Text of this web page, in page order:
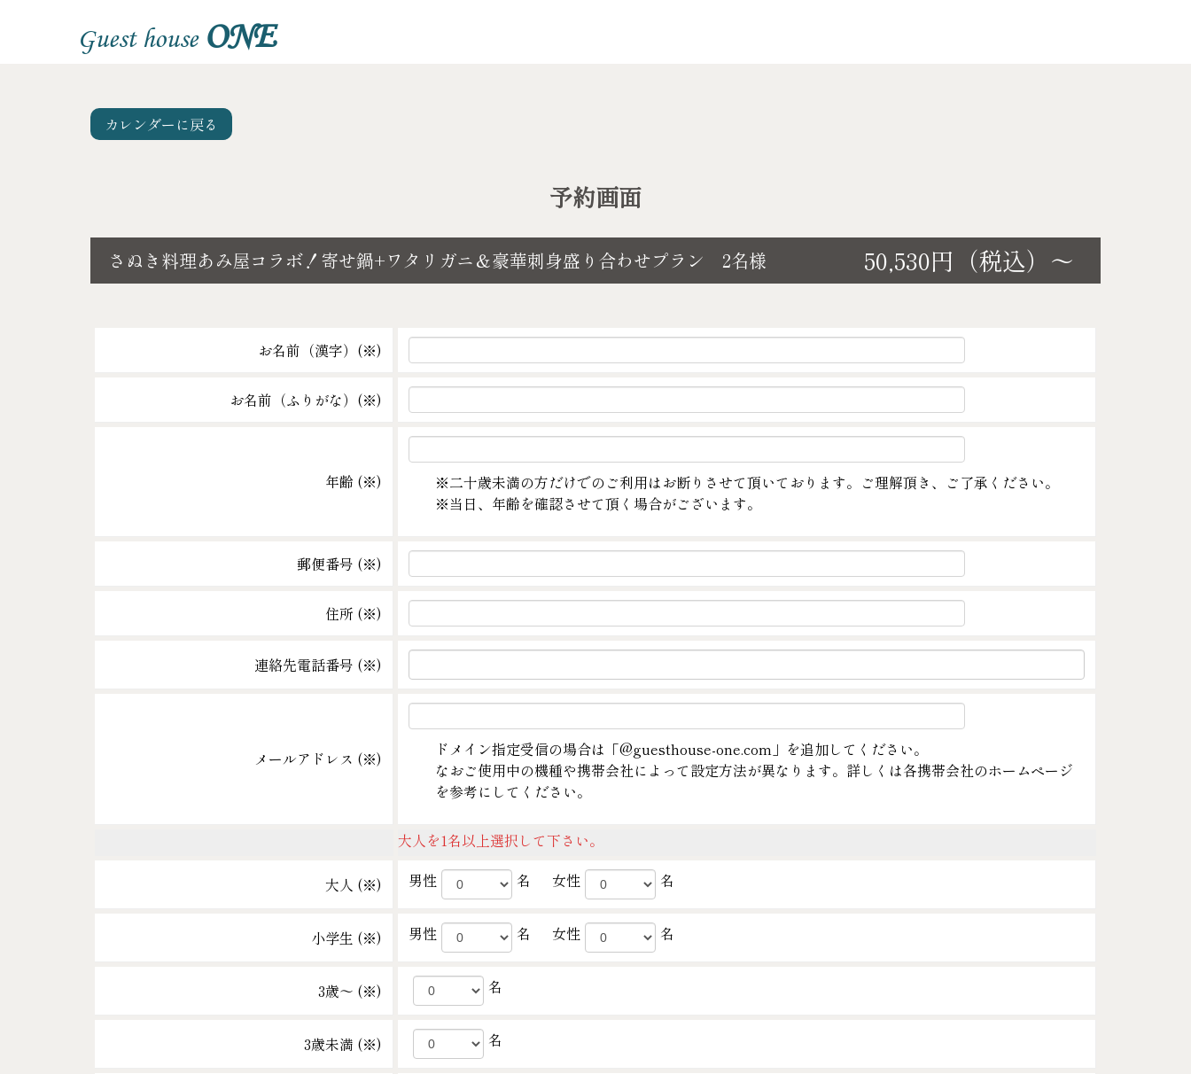
Guest house ONE
カレンダーに戻る
予約画面
さぬき料理あみ屋コラボ！寄せ鍋+ワタリガニ＆豪華刺身盛り合わせプラン 2名様 50,530円（税込）～
お名前（漢字）(※)
お名前（ふりがな）(※)
年齢 (※)
※二十歳未満の方だけでのご利用はお断りさせて頂いております。ご理解頂き、ご了承ください。
※当日、年齢を確認させて頂く場合がございます。
郵便番号 (※)
住所 (※)
連絡先電話番号 (※)
メールアドレス (※)
ドメイン指定受信の場合は「@guesthouse-one.com」を追加してください。
なおご使用中の機種や携帯会社によって設定方法が異なります。詳しくは各携帯会社のホームページ
を参考にしてください。
大人を1名以上選択して下さい。
大人 (※) 男性 名 女性 名
小学生 (※) 男性 名 女性 名
3歳～ (※) 名
3歳未満 (※) 名